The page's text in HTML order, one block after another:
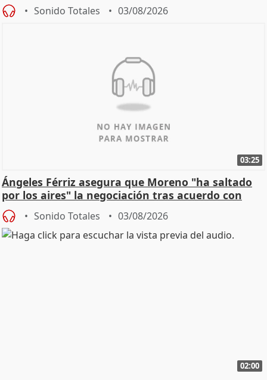
Sonido Totales 03/08/2026
03:25
Ángeles Férriz asegura que Moreno "ha saltado
por los aires" la negociación tras acuerdo con
SMA
Sonido Totales 03/08/2026
02:00